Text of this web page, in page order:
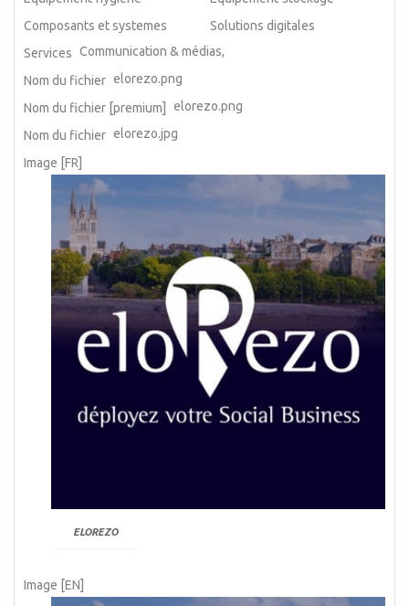
Composants et systemes
Solutions digitales
Services Communication & médias,
Nom du fichier elorezo.png
Nom du fichier [premium]
elorezo.png
Nom du fichier elorezo.jpg
Image [FR]
ELOREZO
Image [EN]